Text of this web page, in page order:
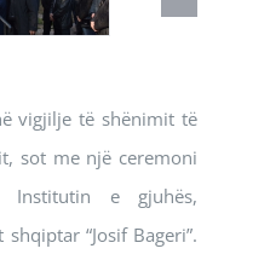
vigjilje të shënimit të
sot me një ceremoni
Institutin e gjuhës,
“Josif Bageri”.